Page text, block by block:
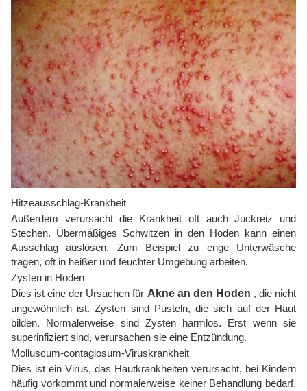
Hitzeausschlag-Krankheit
Außerdem verursacht die Krankheit oft auch Juckreiz und
Stechen. Übermäßiges Schwitzen in den Hoden kann einen
Ausschlag auslösen. Zum Beispiel zu enge Unterwäsche
tragen, oft in heißer und feuchter Umgebung arbeiten.
Zysten in Hoden
Dies ist eine der Ursachen für Akne an den Hoden , die nicht
ungewöhnlich ist. Zysten sind Pusteln, die sich auf der Haut
bilden. Normalerweise sind Zysten harmlos. Erst wenn sie
superinfiziert sind, verursachen sie eine Entzündung.
Molluscum-contagiosum-Viruskrankheit
Dies ist ein Virus, das Hautkrankheiten verursacht, bei Kindern
häufig vorkommt und normalerweise keiner Behandlung bedarf.